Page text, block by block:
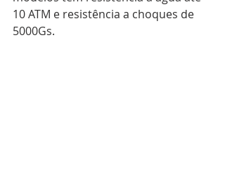
10 ATM e resistência a choques de
5000Gs.